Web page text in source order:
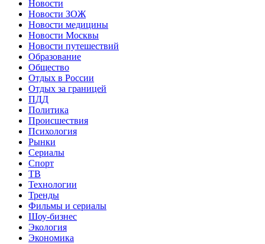
Новости
Новости ЗОЖ
Новости медицины
Новости Москвы
Новости путешествий
Образование
Общество
Отдых в России
Отдых за границей
ПДД
Политика
Происшествия
Психология
Рынки
Сериалы
Спорт
ТВ
Технологии
Тренды
Фильмы и сериалы
Шоу-бизнес
Экология
Экономика